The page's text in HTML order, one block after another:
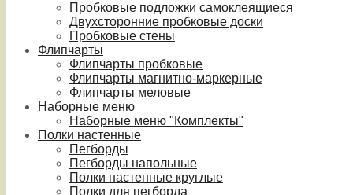
Пробковые подложки самоклеящиеся
Двухсторонние пробковые доски
Пробковые стены
Флипчарты
Флипчарты пробковые
Флипчарты магнитно-маркерные
Флипчарты меловые
Наборные меню
Наборные меню "Комплекты"
Полки настенные
Пегборды
Пегборды напольные
Полки настенные круглые
Полки для пегборда